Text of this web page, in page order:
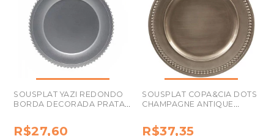
SOUSPLAT YAZI REDONDO
BORDA DECORADA PRATA
R$27,60
SOUSPLAT COPA&CIA DOTS
CHAMPAGNE ANTIQUE
R$37,35